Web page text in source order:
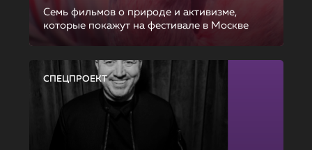
Семь фильмов о природе и активизме,
которые покажут на фестивале в Москве
СПЕЦПРОЕКТ